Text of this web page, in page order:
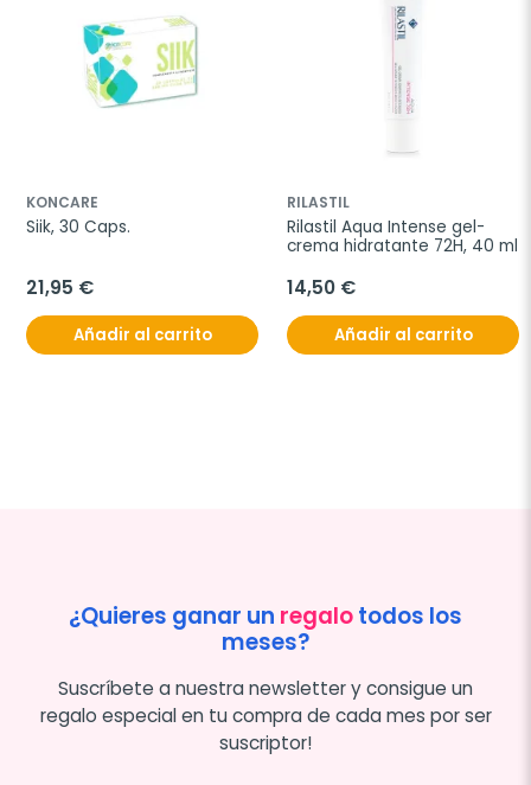
KONCARE
Siik, 30 Caps.
21,95 €
Añadir al carrito
RILASTIL
Rilastil Aqua Intense gel-
crema hidratante 72H, 40 ml
14,50 €
Añadir al carrito
¿Quieres ganar un regalotodos los
meses?
Suscríbete a nuestra newsletter y consigue un
regalo especial en tu compra de cada mes por ser
suscriptor!